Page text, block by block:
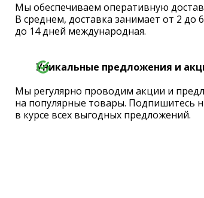
Мы обеспечиваем оперативную
В среднем, доставка занимает от 2 до
до 14 дней международная.
Уникальные предложения и
Мы регулярно проводим акции и
на популярные товары. Подпишитесь
в курсе всех выгодных предложений.